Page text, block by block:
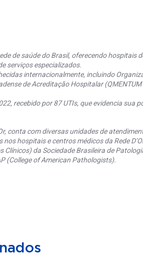
de saúde do Brasil, oferecendo hospitais
serviços especializados.
internacionalmente, incluindo
de Acreditação Hospitalar (QMENTUM
recebido por 87 UTIs, que evidencia sua
conta com diversas unidades de
hospitais e centros médicos da Rede
da Sociedade Brasileira de
(College of American Pathologists).